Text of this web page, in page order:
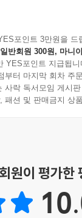
포인트 3만원을 드
일반회원 300원, 마니
YES포인트 지급됩니
부터 마지막 회차 주
사락 독서모임 게시
패션 및 판매금지 상
원이 평가한